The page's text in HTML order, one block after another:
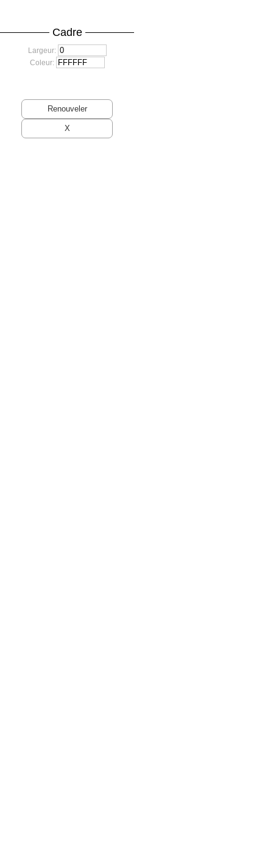
Cadre
Largeur:
Coleur: